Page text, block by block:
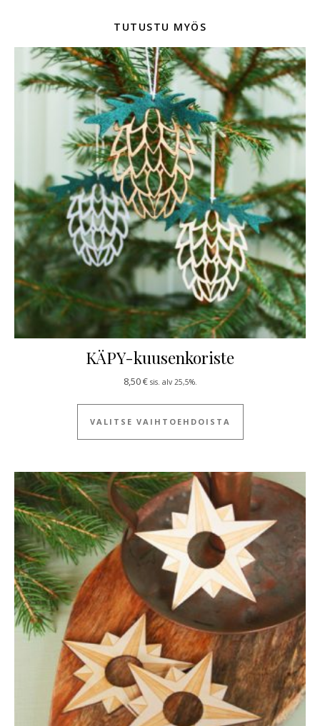
TUTUSTU MYÖS
KÄPY-kuusenkoriste
8,50€ sis. alv 25,5%.
VALITSE VAIHTOEHDOISTA
Tällä tuotteella